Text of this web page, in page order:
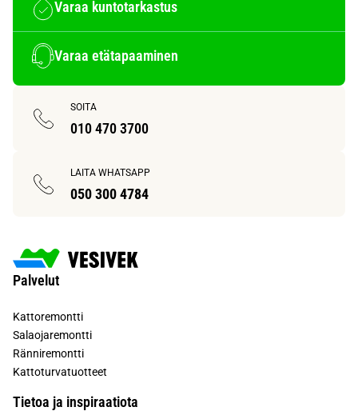
Varaa kuntotarkastus
Varaa etätapaaminen
SOITA
010 470 3700
LAITA WHATSAPP
050 300 4784
Palvelut
Kattoremontti
Salaojaremontti
Ränniremontti
Kattoturvatuotteet
Tietoa ja inspiraatiota